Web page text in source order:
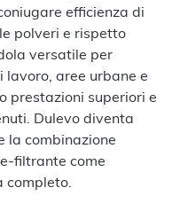
efficienza di
polveri e rispetto
versatile per
aree urbane e
prestazioni superiori e
Dulevo diventa
la combinazione
come
completo.